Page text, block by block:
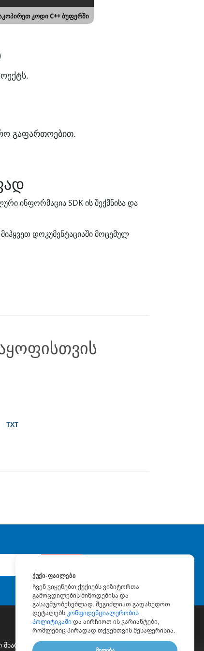
კოდი C++ ბუფერში
გაფართოებით.
ინფორმაცია SDK ის შექმნისა და
დოკუმენტაციაში მოცემულ
TXT
Მხარდაჭერა Ფასიანი Კონსულტაცია Ბლოგი
ᲥᲣᲥᲘ-ᲤᲐᲘᲚᲔᲑᲘ
Ჩვენ ვიყენებთ ქუქიებს ვიზიტორთა
გამოცდილების მიწოდებისა და
გასაუმჯობესებლად. შეგიძლიათ გადახედოთ
დეტალებს კონფიდენციალურობის
პოლიტიკაში და აირჩიოთ ის ვარიანტები,
რომლებიც პირადად თქვენთვის შესაფერისია.